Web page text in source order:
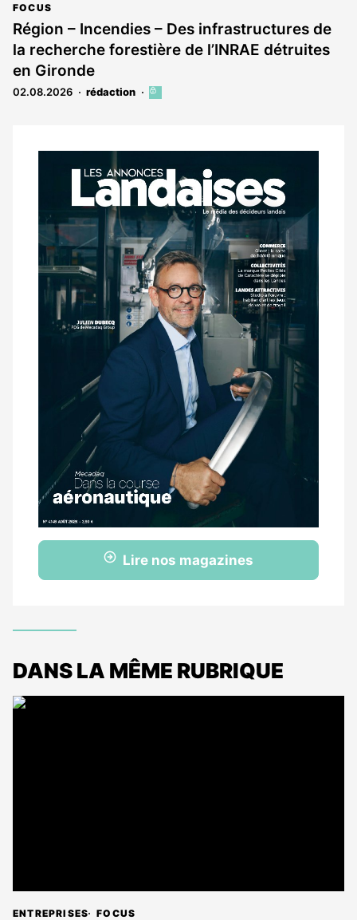
réservé
aux
FOCUS
Région – Incendies – Des infrastructures de
la recherche forestière de l’INRAE détruites
en Gironde
02.08.2026 rédaction
Cet
aux
abonnés
Notre
dernier
magazine
Lire nos magazines
DANS LA MÊME RUBRIQUE
ENTREPRISES FOCUS